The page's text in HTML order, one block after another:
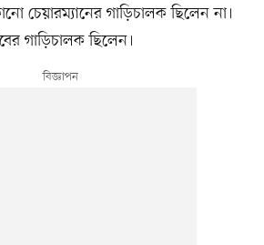
চেয়ারম্যানের গাড়িচালক ছিলেন না।
গাড়িচালক ছিলেন।